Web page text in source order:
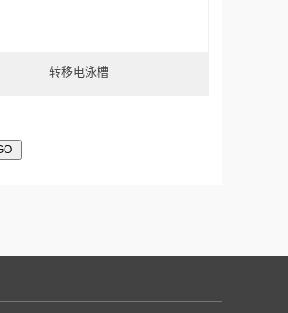
转移电泳槽